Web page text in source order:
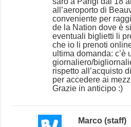
all’aeroporto di
conveniente per
de la Nation dove è
eventuali biglietti li
che io li prenoti
ultima domanda: c’è
giornaliero/
rispetto all’acquisto
per accedere ai
Grazie in anticipo :)
Marco (staff)